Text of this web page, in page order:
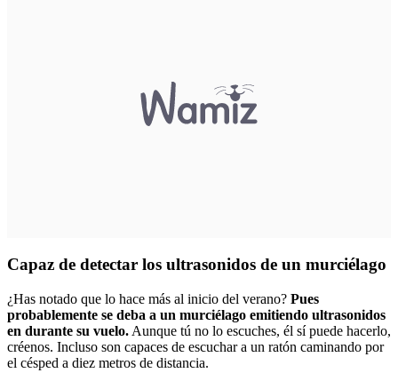
Capaz de detectar los ultrasonidos de un murciélago
¿Has notado que lo hace más al inicio del verano? Pues
probablemente se deba a un murciélago emitiendo ultrasonidos
en durante su vuelo. Aunque tú no lo escuches, él sí puede hacerlo,
créenos. Incluso son capaces de escuchar a un ratón caminando por
el césped a diez metros de distancia.